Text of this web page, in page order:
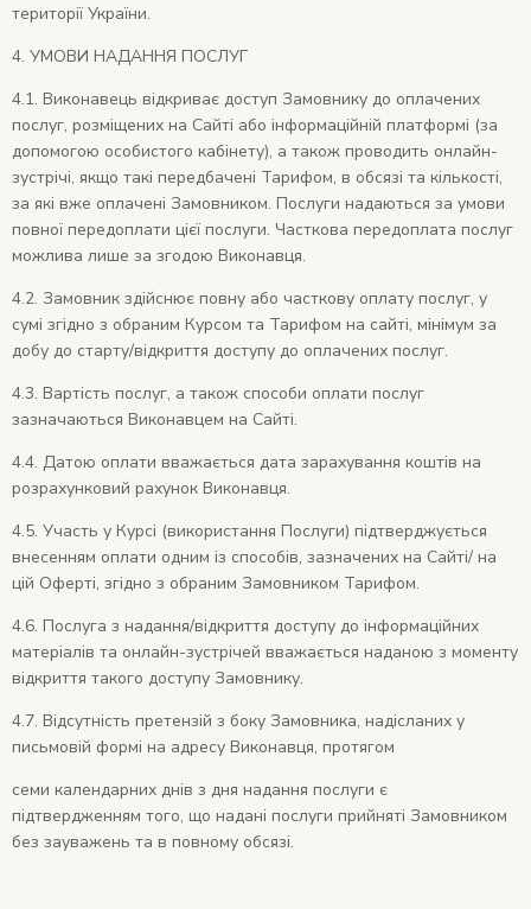
території України.
4. УМОВИ НАДАННЯ ПОСЛУГ
4.1. Виконавець відкриває доступ Замовнику до оплачених
послуг, розміщених на Сайті або інформаційній платформі (за
допомогою особистого кабінету), а також проводить онлайн-
зустрічі, якщо такі передбачені Тарифом, в обсязі та кількості,
за які вже оплачені Замовником. Послуги надаються за умови
повної передоплати цієї послуги. Часткова передоплата послуг
можлива лише за згодою Виконавця.
4.2. Замовник здійснює повну або часткову оплату послуг, у
сумі згідно з обраним Курсом та Тарифом на сайті, мінімум за
добу до старту/відкриття доступу до оплачених послуг.
4.3. Вартість послуг, а також способи оплати послуг
зазначаються Виконавцем на Сайті.
4.4. Датою оплати вважається дата зарахування коштів на
розрахунковий рахунок Виконавця.
4.5. Участь у Курсі (використання Послуги) підтверджується
внесенням оплати одним із способів, зазначених на Сайті/ на
цій Оферті, згідно з обраним Замовником Тарифом.
4.6. Послуга з надання/відкриття доступу до інформаційних
матеріалів та онлайн-зустрічей вважається наданою з моменту
відкриття такого доступу Замовнику.
4.7. Відсутність претензій з боку Замовника, надісланих у
письмовій формі на адресу Виконавця, протягом
семи календарних днів з дня надання послуги є
підтвердженням того, що надані послуги прийняті Замовником
без зауважень та в повному обсязі.